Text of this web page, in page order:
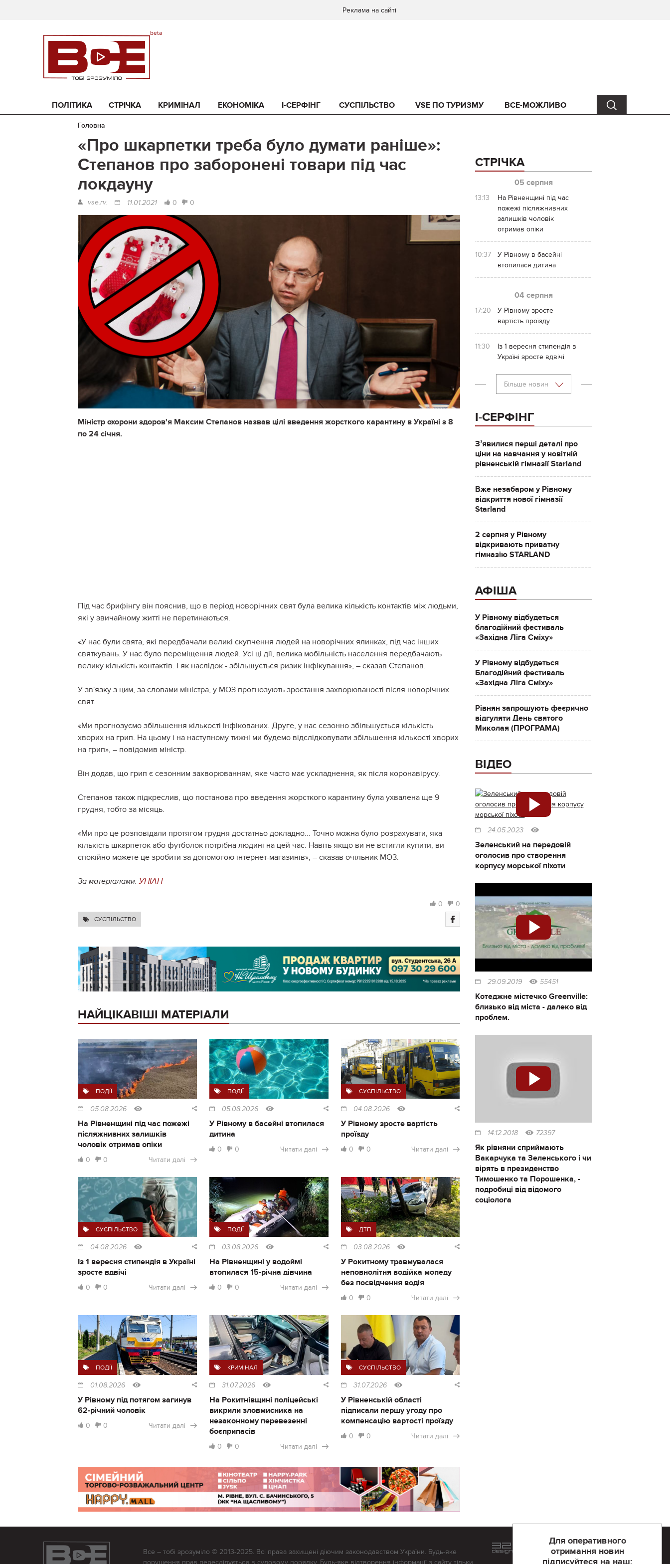
Реклама на сайті
ПОЛІТИКА СТРІЧКА КРИМІНАЛ ЕКОНОМІКА I-СЕРФІНГ СУСПІЛЬСТВО VSE ПО ТУРИЗМУ ВСЕ-МОЖЛИВО
Головна
«Про шкарпетки треба було думати раніше»:
Степанов про заборонені товари під час
локдауну
vse.rv. 11.01.2021 0 0
Міністр охорони здоров'я Максим Степанов назвав цілі введення жорсткого карантину в Україні з 8
по 24 січня.
Під час брифінгу він пояснив, що в період новорічних свят була велика кількість контактів між людьми,
які у звичайному житті не перетинаються.
«У нас були свята, які передбачали великі скупчення людей на новорічних ялинках, під час інших
святкувань. У нас було переміщення людей. Усі ці дії, велика мобільність населення передбачають
велику кількість контактів. І як наслідок - збільшується ризик інфікування», – сказав Степанов.
У зв'язку з цим, за словами міністра, у МОЗ прогнозують зростання захворюваності після новорічних
свят.
«Ми прогнозуємо збільшення кількості інфікованих. Друге, у нас сезонно збільшується кількість
хворих на грип. На цьому і на наступному тижні ми будемо відслідковувати збільшення кількості хворих
на грип», – повідомив міністр.
Він додав, що грип є сезонним захворюванням, яке часто має ускладнення, як після коронавірусу.
Степанов також підкреслив, що постанова про введення жорсткого карантину була ухвалена ще 9
грудня, тобто за місяць.
«Ми про це розповідали протягом грудня достатньо докладно... Точно можна було розрахувати, яка
кількість шкарпеток або футболок потрібна людині на цей час. Навіть якщо ви не встигли купити, ви
спокійно можете це зробити за допомогою інтернет-магазинів», – сказав очільник МОЗ.
За матеріалами:УНІАН
0 0
СУСПІЛЬСТВО
НАЙЦІКАВІШІ МАТЕРІАЛИ
ПОДІЇ
05.08.2026
На Рівненщині під час пожежі
післяжнивних залишків
чоловік отримав опіки
0 0 Читати далі
ПОДІЇ
05.08.2026
У Рівному в басейні втопилася
дитина
0 0 Читати далі
СУСПІЛЬСТВО
04.08.2026
У Рівному зросте вартість
проїзду
0 0 Читати далі
СУСПІЛЬСТВО
04.08.2026
Із 1 вересня стипендія в Україні
зросте вдвічі
0 0 Читати далі
ПОДІЇ
03.08.2026
На Рівненщині у водоймі
втопилася 15-річна дівчина
0 0 Читати далі
ДТП
03.08.2026
У Рокитному травмувалася
неповнолітня водійка мопеду
без посвідчення водія
0 0 Читати далі
ПОДІЇ
01.08.2026
У Рівному під потягом загинув
62-річний чоловік
0 0 Читати далі
КРИМІНАЛ
31.07.2026
На Рокитнівщині поліцейські
викрили зловмисника на
незаконному перевезенні
боєприпасів
0 0 Читати далі
СУСПІЛЬСТВО
31.07.2026
У Рівненській області
підписали першу угоду про
компенсацію вартості проїзду
0 0 Читати далі
СТРІЧКА
05 серпня
13:13
На Рівненщині під час
пожежі післяжнивних
залишків чоловік
отримав опіки
10:37
У Рівному в басейні
втопилася дитина
04 серпня
17:20
У Рівному зросте
вартість проїзду
11:30
Із 1 вересня стипендія в
Україні зросте вдвічі
Більше новин
І-СЕРФІНГ
Зʼявилися перші деталі про
ціни на навчання у новітній
рівненській гімназії Starland
Вже незабаром у Рівному
відкриття нової гімназії
Starland
2 серпня у Рівному
відкривають приватну
гімназію STARLAND
АФІША
У Рівному відбудеться
благодійний фестиваль
«Західна Ліга Сміху»
У Рівному відбудеться
Благодійний фестиваль
«Західна Ліга Сміху»
Рівнян запрошують феєрично
відгуляти День святого
Миколая (ПРОГРАМА)
ВІДЕО
24.05.2023
Зеленський на передовій
оголосив про створення
корпусу морської піхоти
29.09.2019 55451
Котеджне містечко Greenville:
близько від міста - далеко від
проблем.
14.12.2018 72397
Як рівняни сприймають
Вакарчука та Зеленського і чи
вірять в президенство
Тимошенко та Порошенка, -
подробиці від відомого
соціолога
Для оперативного
отримання новин
Все – тобі зрозуміло © 2013-2025. Всі права захищені діючим законодавством України. Будь-яке
порушення прав переслідується в судовому порядку. Будь-яке відтворення інформації з сайту тільки
Розроблений та підтримується
компанії 32х32